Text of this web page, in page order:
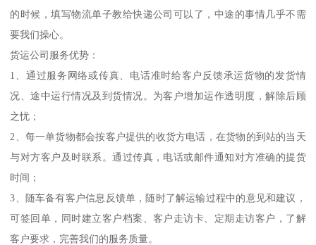
的时候，填写物流单子教给快递公司可以了，中途的事情几乎不需
要我们操心。
货运公司服务优势：
1、通过服务网络或传真、电话准时给客户反馈承运货物的发货情
况、途中运行情况及到货情况。为客户增加运作透明度，解除后顾
之忧；
2、每一单货物都会按客户提供的收货方电话，在货物的到站的当天
与对方客户及时联系。通过传真，电话或邮件通知对方准确的提货
时间；
3、随车备有客户信息反馈单，随时了解运输过程中的意见和建议，
可签回单，同时建立客户档案、客户走访卡、定期走访客户，了解
客户要求，完善我们的服务质量。